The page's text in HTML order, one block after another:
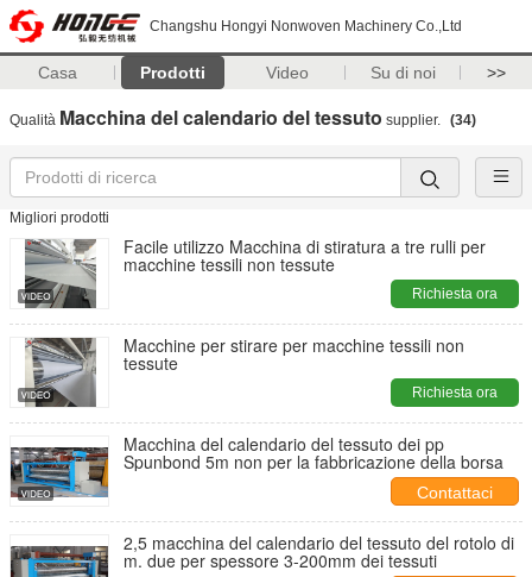
Changshu Hongyi Nonwoven Machinery Co.,Ltd
Casa Prodotti Video Su di noi >>
Qualità Macchina del calendario del tessuto supplier. (34)
Migliori prodotti
Facile utilizzo Macchina di stiratura a tre rulli per
macchine tessili non tessute
Richiesta ora
Macchine per stirare per macchine tessili non
tessute
Richiesta ora
Macchina del calendario del tessuto dei pp
Spunbond 5m non per la fabbricazione della borsa
Contattaci
2,5 macchina del calendario del tessuto del rotolo di
m. due per spessore 3-200mm dei tessuti